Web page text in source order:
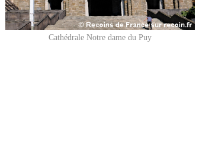
Cathédrale Notre dame du Puy